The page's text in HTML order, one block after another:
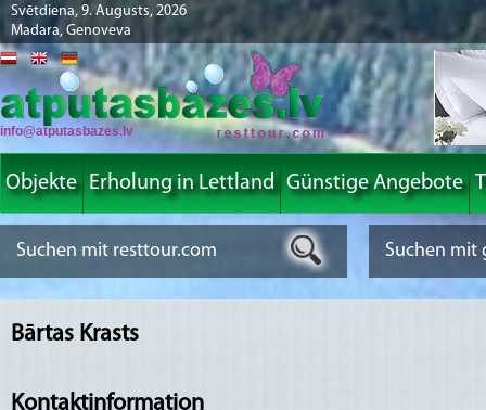
Svētdiena, 9. Augusts, 2026
Madara, Genoveva
info@atputasbazes.lv
Objekte Erholung in Lettland Günstige Angebote
Bārtas Krasts
Kontaktinformation